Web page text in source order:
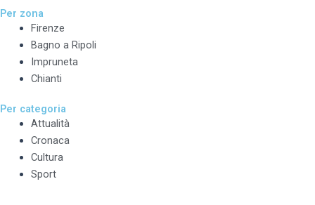
Per zona
Firenze
Bagno a Ripoli
Impruneta
Chianti
Per categoria
Attualità
Cronaca
Cultura
Sport